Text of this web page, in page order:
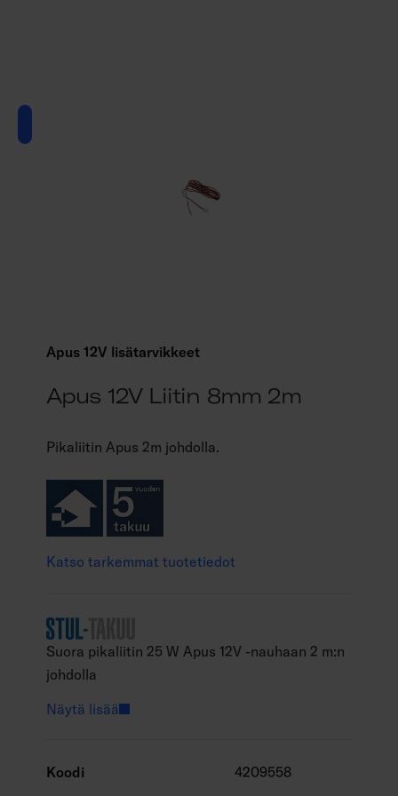
Apus 12V lisätarvikkeet
Apus 12V Liitin 8mm 2m
Pikaliitin Apus 2m johdolla.
Katso tarkemmat tuotetiedot
Suora pikaliitin 25 W Apus 12V -nauhaan 2 m:n
johdolla
Näytä lisää
Koodi 4209558